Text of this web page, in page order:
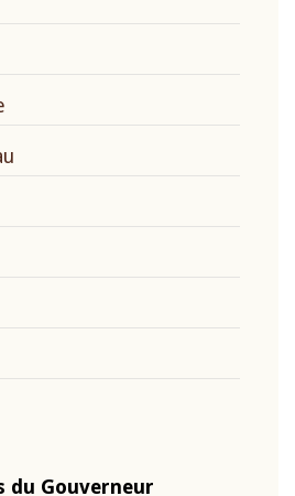
Gouverneur